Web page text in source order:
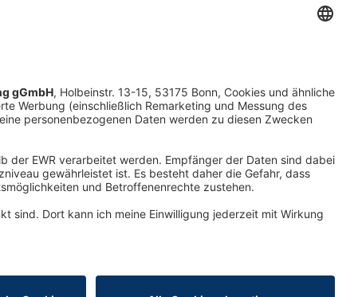
Handelsfachwirt Prüfung
Fachwirte im Gesundheits- und Sozialwesen
Prüfung
Erklärung zur Barrierefreiheit
Produktsicherheit